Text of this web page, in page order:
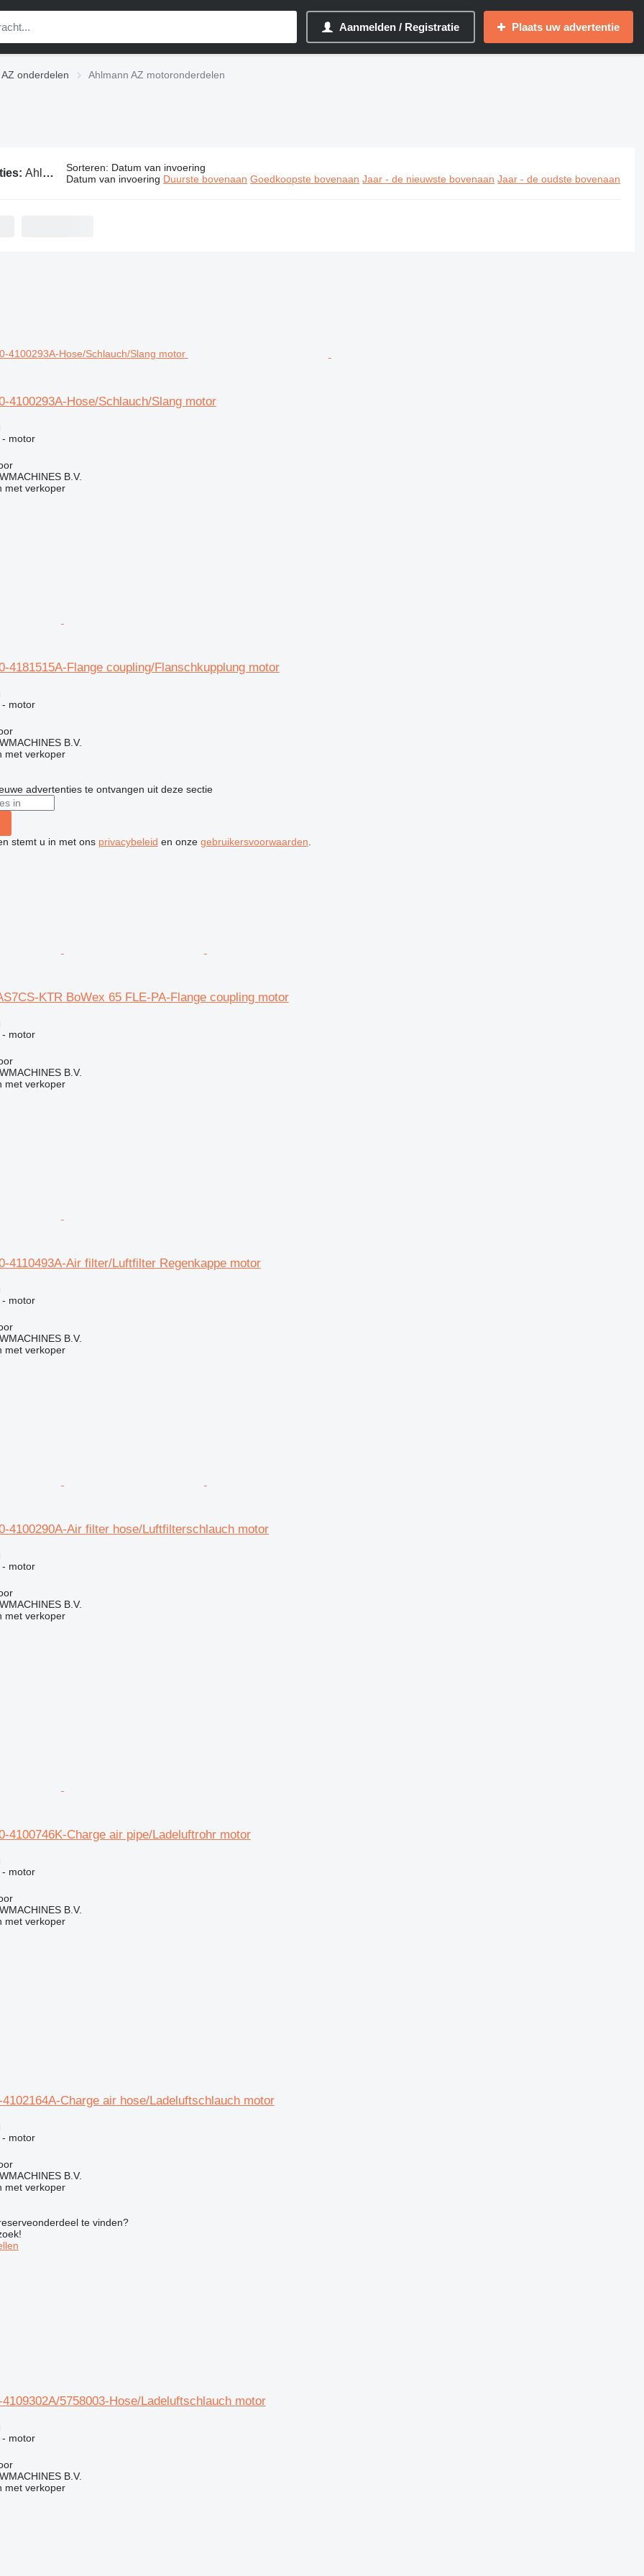
Aanmelden / Registratie Plaats uw advertentie
onderdelen Ahlmann AZ motoronderdelen
Ahlmann AZ motoronderdelen Sorteren: Datum van invoering
Datum van invoering Duurste bovenaan Goedkoopste bovenaan Jaar - de nieuwste bovenaan Jaar - de oudste bovenaan
4100293A-Hose/Schlauch/Slang motor
- motor
B.V.
met verkoper
4181515A-Flange coupling/Flanschkupplung motor
- motor
B.V.
met verkoper
advertenties te ontvangen uit deze sectie
stemt u in met ons privacybeleid en onze gebruikersvoorwaarden
KTR BoWex 65 FLE-PA-Flange coupling motor
- motor
B.V.
met verkoper
4110493A-Air filter/Luftfilter Regenkappe motor
- motor
B.V.
met verkoper
4100290A-Air filter hose/Luftfilterschlauch motor
- motor
B.V.
met verkoper
4100746K-Charge air pipe/Ladeluftrohr motor
- motor
B.V.
met verkoper
Charge air hose/Ladeluftschlauch motor
- motor
B.V.
met verkoper
te vinden?
5758003-Hose/Ladeluftschlauch motor
- motor
B.V.
met verkoper